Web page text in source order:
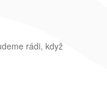
rádi, když